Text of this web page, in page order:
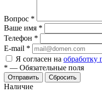
Вопрос *
Ваше имя *
Телефон *
E-mail *
Я согласен на обработку
* — Обязательные поля
Отправить Сбросить
Наличие